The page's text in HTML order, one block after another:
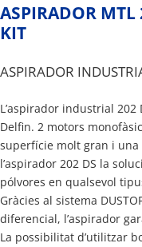
ASPIRADOR
KIT
ASPIRADOR
L’aspirador industrial 202
Delfin. 2 motors
superfície molt gran i
l’aspirador 202 DS la
pólvores en qualsevol
Gràcies al sistema
diferencial, l’aspirador
La possibilitat d’utilitzar